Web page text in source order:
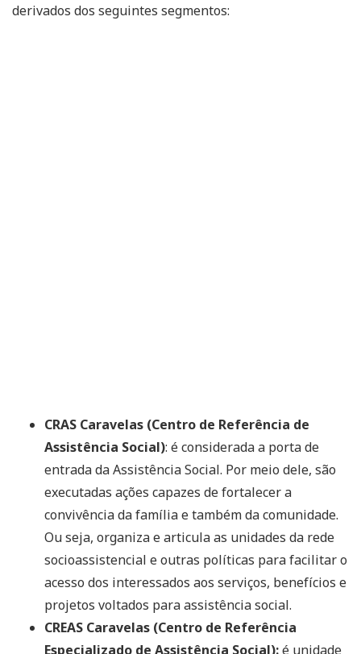
derivados dos seguintes segmentos:
CRAS Caravelas (Centro de Referência de
Assistência Social): é considerada a porta de
entrada da Assistência Social. Por meio dele, são
executadas ações capazes de fortalecer a
convivência da família e também da comunidade.
Ou seja, organiza e articula as unidades da rede
socioassistencial e outras políticas para facilitar o
acesso dos interessados aos serviços, benefícios e
projetos voltados para assistência social.
CREAS Caravelas (Centro de Referência
Especializado de Assistência Social):é unidade